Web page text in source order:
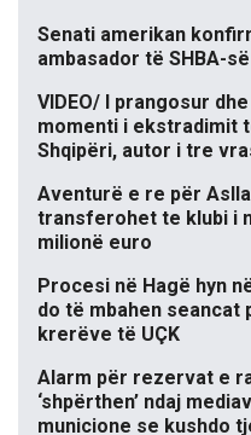
Senati amerikan
ambasador të SHBA-
VIDEO/ I prangosur
momenti i ekstradimit
Shqipëri, autor i tre
Aventurë e re për
transferohet te klubi i
milionë euro
Procesi në Hagë hyn
do të mbahen seancat
krerëve të UÇK
Alarm për rezervat e
‘shpërthen’ ndaj
municione se kushdo